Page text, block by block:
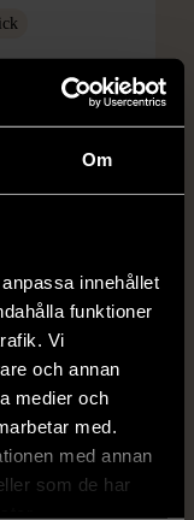
Om
innehållet
funktioner
Vi
och annan
medier och
med.
med annan
som de har
1/5
omlottkjol i